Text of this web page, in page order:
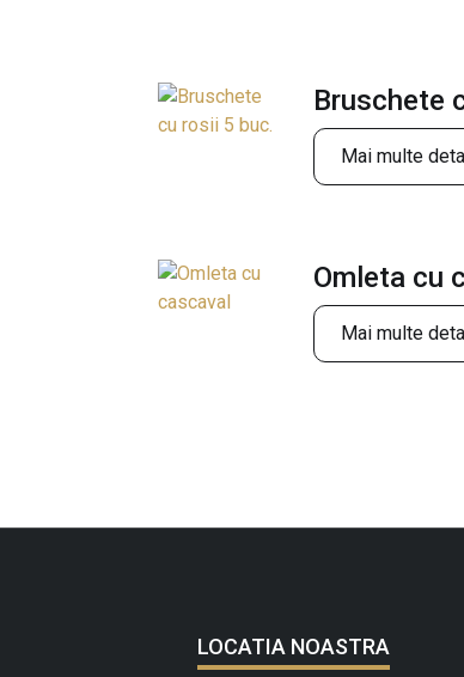
Bruschete
Mai multe
Omleta cu
Mai multe
LOCATIA NOASTRA